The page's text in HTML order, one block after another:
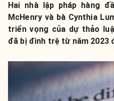
Hai nhà lập pháp hàng
McHenry và bà Cynthia
triển vọng của dự thảo
đã bị đình trệ từ năm 2023